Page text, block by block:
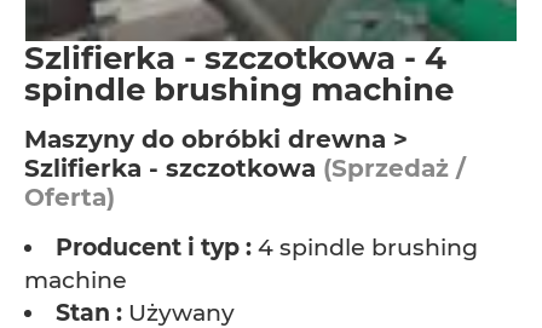
Szlifierka - szczotkowa - 4
spindle brushing machine
Maszyny do obróbki drewna >
Szlifierka - szczotkowa (Sprzedaż /
Oferta)
Producent i typ : 4 spindle brushing
machine
Stan : Używany